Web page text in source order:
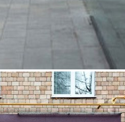
Письма на емейл
Сотрудник покинул это место
Компания прекратила свою
Нужен контакт другого отдела
Отправить